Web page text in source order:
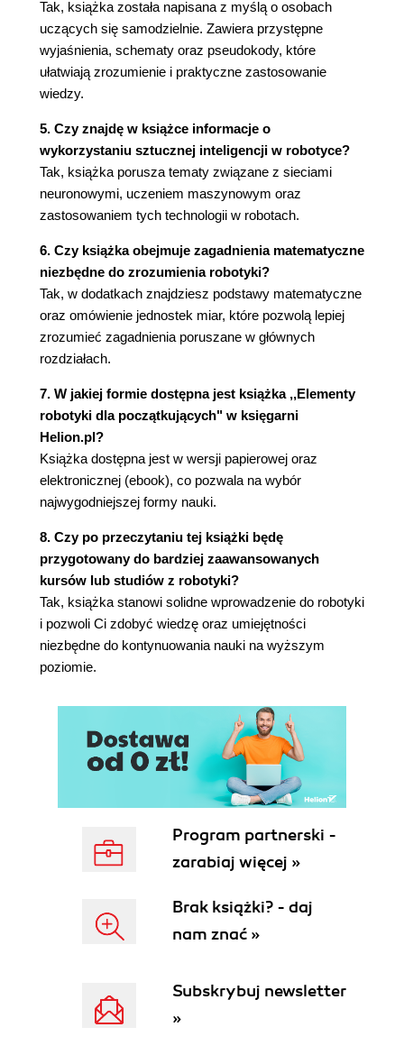
5.2. Przyspieszenie jako zmiana prędkości
5.3. Od odcinków do ruchu ciągłego
5.4. Nawigacja za pomocą odometrii
5.5. Odometria liniowa
5.6. Odometryczne mierzenie zakrętów
5.7. Błędy odometryczne
5.8. Kodery (enkodery) kół
5.9. Bezwładnościowe systemy nawigacji
5.9.1. Akcelerometry (przyspieszeniomierze)
5.9.2. Żyroskopy
5.11. Względna liczba elementów wykonawczych i
stopni swobody
5.12. Ruch holonomiczny i nieholonomiczny
5.13. Podsumowanie
5.14. Literatura uzupełniająca
Bibliografia
Rozdział 6. Sterowanie
6.1. Modele sterowania
6.1.1. Sterowanie w pętli otwartej
6.1.2. Sterowanie w pętli zamkniętej
6.1.3. Okres algorytmu sterowania
6.2. Sterowanie typu "on-off"
6.4. Regulator proporcjonalno-całkujący
6.5. Sterownik proporcjonalno-całkująco-
6.6. Podsumowanie
6.7. Literatura uzupełniająca
Bibliografia
7.1. Unikanie przeszkód
7.1.1. Podążanie wzdłuż ściany
7.1.2. Ukierunkowane podążanie wzdłuż
ściany
7.1.3. Algorytm Pledge'a
7.3. Mrówki poszukujące źródła pożywienia
7.4. Model probabilistyczny zachowania mrówek
wyszukiwania ścieżki
7.6. Podsumowanie
Rozdział 8. Lokalizacja
8.1. Punkty charakterystyczne
Tak, książka została napisana z myślą o osobach
uczących się samodzielnie. Zawiera przystępne
wyjaśnienia, schematy oraz pseudokody, które
ułatwiają zrozumienie i praktyczne zastosowanie
wiedzy.
5. Czy znajdę w książce informacje o
wykorzystaniu sztucznej inteligencji w robotyce?
Tak, książka porusza tematy związane z sieciami
neuronowymi, uczeniem maszynowym oraz
zastosowaniem tych technologii w robotach.
6. Czy książka obejmuje zagadnienia matematyczne
niezbędne do zrozumienia robotyki?
Tak, w dodatkach znajdziesz podstawy matematyczne
oraz omówienie jednostek miar, które pozwolą lepiej
zrozumieć zagadnienia poruszane w głównych
rozdziałach.
7. W jakiej formie dostępna jest książka ,,Elementy
robotyki dla początkujących" w księgarni
Helion.pl?
Książka dostępna jest w wersji papierowej oraz
elektronicznej (ebook), co pozwala na wybór
najwygodniejszej formy nauki.
8. Czy po przeczytaniu tej książki będę
przygotowany do bardziej zaawansowanych
kursów lub studiów z robotyki?
Tak, książka stanowi solidne wprowadzenie do robotyki
i pozwoli Ci zdobyć wiedzę oraz umiejętności
niezbędne do kontynuowania nauki na wyższym
poziomie.
Program partnerski -
zarabiaj więcej »
Brak książki? - daj
nam znać »
Subskrybuj newsletter
»